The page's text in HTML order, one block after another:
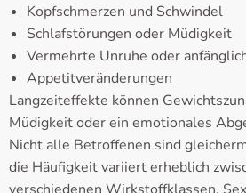
Kopfschmerzen und Schwindel
Schlafstörungen oder Müdigkeit
Vermehrte Unruhe oder
Appetitveränderungen
Langzeiteffekte können
Müdigkeit oder ein emotionales
Nicht alle Betroffenen sind
die Häufigkeit variiert erheblich
verschiedenen Wirkstoffklassen.